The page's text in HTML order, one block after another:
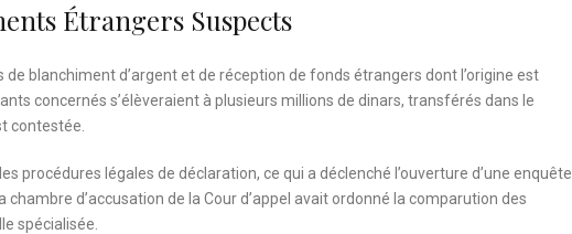
Étrangers Suspects
blanchiment d’argent et de réception de fonds étrangers dont l’origine est
concernés s’élèveraient à plusieurs millions de dinars, transférés dans le
contestée.
procédures légales de déclaration, ce qui a déclenché l’ouverture d’une enquête
d’accusation de la Cour d’appel avait ordonné la comparution des
spécialisée.